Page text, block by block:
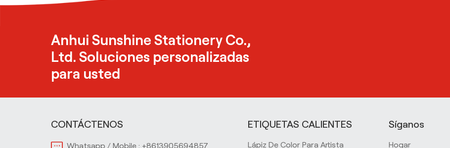
Anhui Sunshine Stationery Co.,
Ltd. Soluciones personalizadas
para usted
CONTÁCTENOS
Whatsapp / Mobile : +8613905694857
ETIQUETAS CALIENTES
Lápiz De Color Para Artista
Síganos
Hogar